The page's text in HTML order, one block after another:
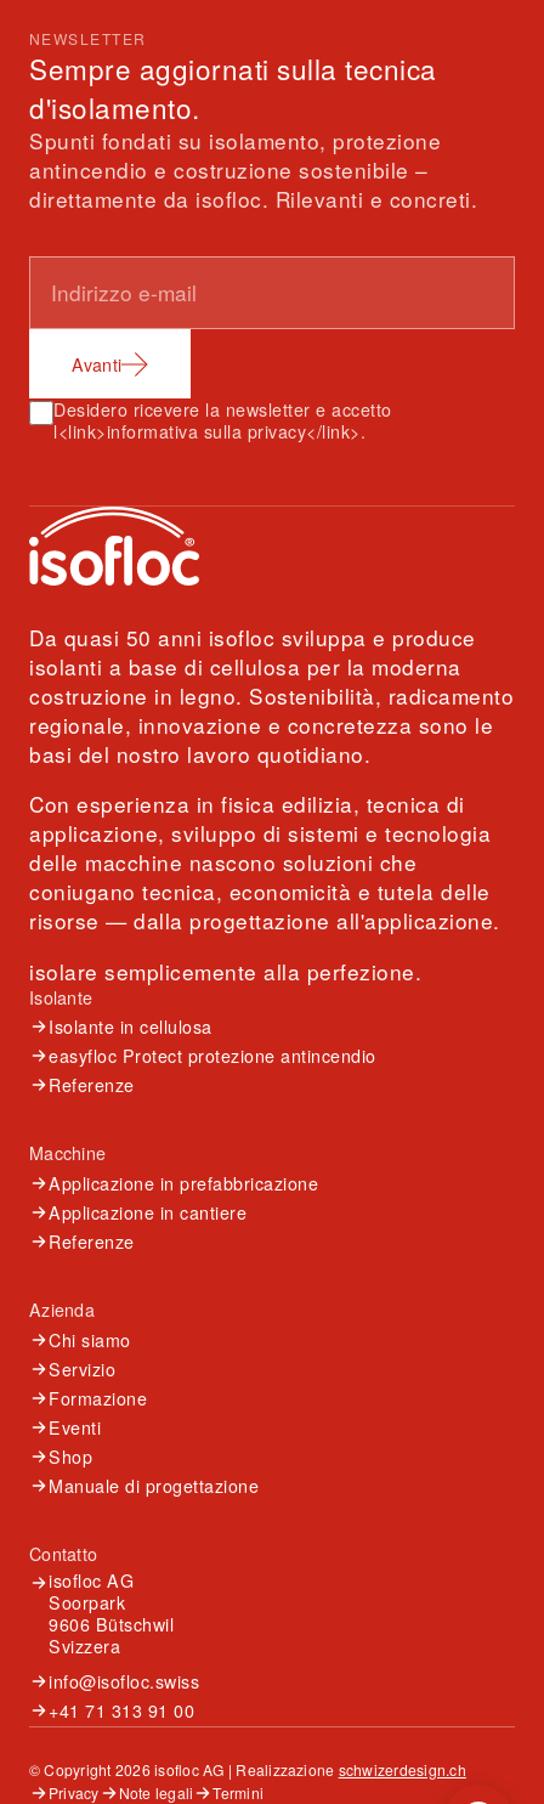
NEWSLETTER
Sempre aggiornati sulla tecnica
d'isolamento.
Spunti fondati su isolamento, protezione
antincendio e costruzione sostenibile –
direttamente da isofloc. Rilevanti e concreti.
Avanti
Desidero ricevere la newsletter e accetto
l<link>informativa sulla privacy</link>.
Da quasi 50 anni isofloc sviluppa e produce
isolanti a base di cellulosa per la moderna
costruzione in legno. Sostenibilità, radicamento
regionale, innovazione e concretezza sono le
basi del nostro lavoro quotidiano.
Con esperienza in fisica edilizia, tecnica di
applicazione, sviluppo di sistemi e tecnologia
delle macchine nascono soluzioni che
coniugano tecnica, economicità e tutela delle
risorse — dalla progettazione all'applicazione.
isolare semplicemente alla perfezione.
Isolante
Isolante in cellulosa
easyfloc Protect protezione antincendio
Referenze
Macchine
Applicazione in prefabbricazione
Applicazione in cantiere
Referenze
Azienda
Chi siamo
Servizio
Formazione
Eventi
Shop
Manuale di progettazione
Contatto
isofloc AG
Soorpark
9606 Bütschwil
Svizzera
info@isofloc.swiss
+41 71 313 91 00
© Copyright 2026 isofloc AG | Realizzazione schwizerdesign.ch
Privacy
Note legali Termini